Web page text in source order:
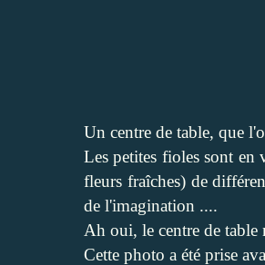
Un centre de table, que
Les petites fioles sont en
fleurs fraîches) de
de l'imagination ....
Ah oui, le centre de table
Cette photo a été prise